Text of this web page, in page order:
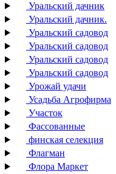
Уральский дачник
Уральский дачник.
Уральский садовод
Уральский садовод
Уральский садовод
Уральский садовод
Урожай удачи
Усадьба Агрофирма
Участок
Фассованные
финская селекция
Флагман
Флора Маркет